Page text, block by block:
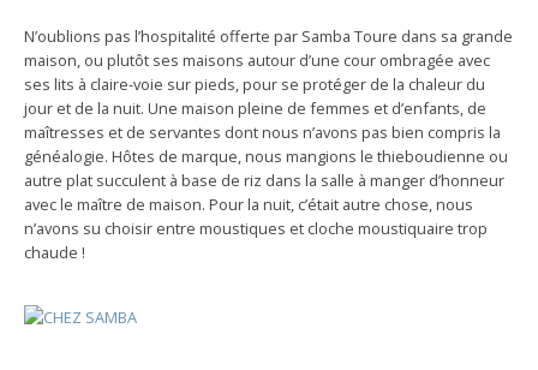
N’oublions pas l’hospitalité offerte par Samba Toure dans sa grande
maison, ou plutôt ses maisons autour d’une cour ombragée avec
ses lits à claire-voie sur pieds, pour se protéger de la chaleur du
jour et de la nuit. Une maison pleine de femmes et d’enfants, de
maîtresses et de servantes dont nous n’avons pas bien compris la
généalogie. Hôtes de marque, nous mangions le thieboudienne ou
autre plat succulent à base de riz dans la salle à manger d’honneur
avec le maître de maison. Pour la nuit, c’était autre chose, nous
n’avons su choisir entre moustiques et cloche moustiquaire trop
chaude !